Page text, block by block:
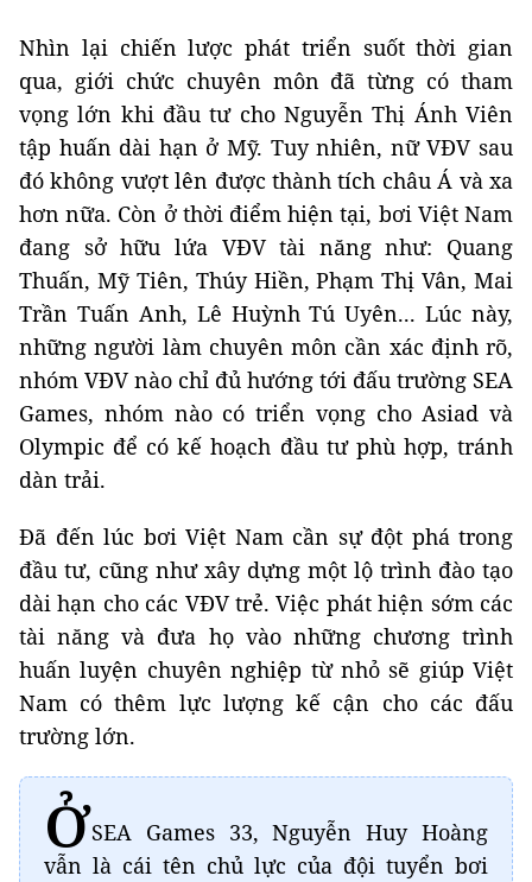
Nhìn lại chiến lược phát triển suốt thời gian
qua, giới chức chuyên môn đã từng có tham
vọng lớn khi đầu tư cho Nguyễn Thị Ánh Viên
tập huấn dài hạn ở Mỹ. Tuy nhiên, nữ VĐV sau
đó không vượt lên được thành tích châu Á và xa
hơn nữa. Còn ở thời điểm hiện tại, bơi Việt Nam
đang sở hữu lứa VĐV tài năng như: Quang
Thuấn, Mỹ Tiên, Thúy Hiền, Phạm Thị Vân, Mai
Trần Tuấn Anh, Lê Huỳnh Tú Uyên... Lúc này,
những người làm chuyên môn cần xác định rõ,
nhóm VĐV nào chỉ đủ hướng tới đấu trường SEA
Games, nhóm nào có triển vọng cho Asiad và
Olympic để có kế hoạch đầu tư phù hợp, tránh
dàn trải.
Đã đến lúc bơi Việt Nam cần sự đột phá trong
đầu tư, cũng như xây dựng một lộ trình đào tạo
dài hạn cho các VĐV trẻ. Việc phát hiện sớm các
tài năng và đưa họ vào những chương trình
huấn luyện chuyên nghiệp từ nhỏ sẽ giúp Việt
Nam có thêm lực lượng kế cận cho các đấu
trường lớn.
ỞSEA Games 33, Nguyễn Huy Hoàng
vẫn là cái tên chủ lực của đội tuyển bơi